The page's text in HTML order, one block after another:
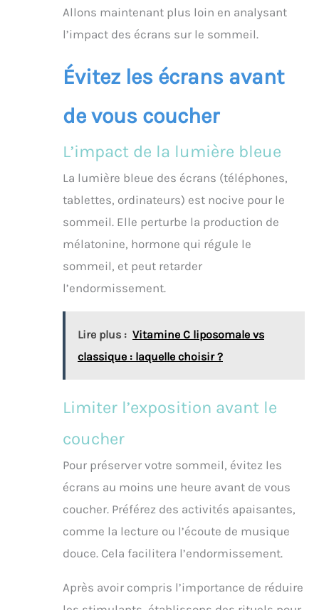
Allons maintenant plus loin en analysant
l’impact des écrans sur le sommeil.
Évitez les écrans avant
de vous coucher
L’impact de la lumière bleue
La lumière bleue des écrans (téléphones,
tablettes, ordinateurs) est nocive pour le
sommeil. Elle perturbe la production de
mélatonine, hormone qui régule le
sommeil, et peut retarder
l’endormissement.
Lire plus : Vitamine C liposomale vs
classique : laquelle choisir ?
Limiter l’exposition avant le
coucher
Pour préserver votre sommeil, évitez les
écrans au moins une heure avant de vous
coucher. Préférez des activités apaisantes,
comme la lecture ou l’écoute de musique
douce. Cela facilitera l’endormissement.
Après avoir compris l’importance de réduire